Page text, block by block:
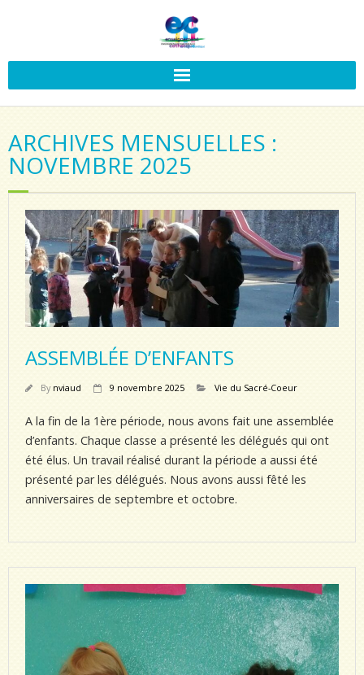
ARCHIVES MENSUELLES :
NOVEMBRE 2025
ASSEMBLÉE D’ENFANTS
By nviaud 9 novembre 2025 Vie du Sacré-Coeur
A la fin de la 1ère période, nous avons fait une assemblée
d’enfants. Chaque classe a présenté les délégués qui ont
été élus. Un travail réalisé durant la période a aussi été
présenté par les délégués. Nous avons aussi fêté les
anniversaires de septembre et octobre.